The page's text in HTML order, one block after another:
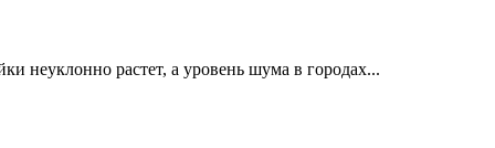
неуклонно растет, а уровень шума в городах...